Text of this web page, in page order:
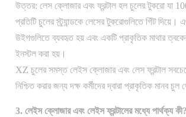
উত্তর: লেস ক্লোজার এবং ফ্রন্টাল হল চুলের টুকরো যা
প্রতিটি চুলের স্ট্র্যান্ডকে লেসের টুকরোগুলিতে গিঁট দিয়ে।
উইগগুলিতে ব্যবহৃত হয় এবং একটি প্রাকৃতিক মাথার ত্বকের
ইনস্টল করা হয়।
XZ চুলের সমস্ত লেইস ক্লোজার এবং লেস ফ্রন্টাল
নিশ্চিত করার জন্য দক্ষ কর্মীদের দ্বারা প্রাকৃতিক মানব চুল
3. লেইস ক্লোজার এবং লেইস ফ্রন্টালের মধ্যে পার্থক্য কী?